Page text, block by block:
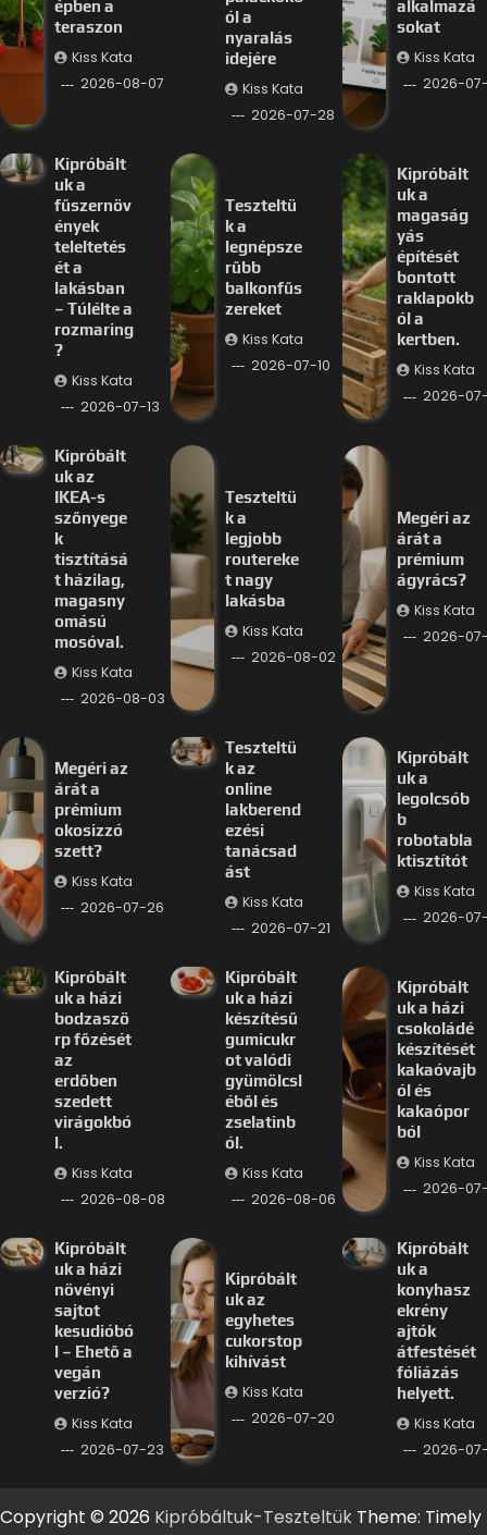
épben a
teraszon
Kiss Kata
2026-08-07
ól a
nyaralás
idejére
Kiss Kata
2026-07-28
alkalmazá
sokat
Kiss Kata
2026-
Kipróbált
uk a
fűszernöv
ények
teleltetés
ét a
lakásban
– Túlélte a
rozmaring
?
Kiss Kata
2026-07-13
Teszteltü
k a
legnépsze
rűbb
balkonfűs
zereket
Kiss Kata
2026-07-10
Kipróbált
uk a
magaság
yás
építését
bontott
raklapokb
ól a
kertben.
Kiss Kata
2026-
Kipróbált
uk az
IKEA-s
szőnyege
k
tisztításá
t házilag,
magasny
omású
mosóval.
Kiss Kata
2026-08-03
Teszteltü
k a
legjobb
routereke
t nagy
lakásba
Kiss Kata
2026-08-02
Megéri az
árát a
prémium
ágyrács?
Kiss Kata
2026-
Megéri az
árát a
prémium
okosizzó
szett?
Kiss Kata
2026-07-26
Teszteltü
k az
online
lakberend
ezési
tanácsad
ást
Kiss Kata
2026-07-21
Kipróbált
uk a
legolcsób
b
robotabla
ktisztítót
Kiss Kata
2026-
Kipróbált
uk a házi
bodzaszö
rp főzését
az
erdőben
szedett
virágokbó
l.
Kiss Kata
2026-08-08
Kipróbált
uk a házi
készítésű
gumicukr
ot valódi
gyümölcsl
éből és
zselatinb
ól.
Kiss Kata
2026-08-06
Kipróbált
uk a házi
csokoládé
készítését
kakaóvajb
ól és
kakaópor
ból
Kiss Kata
2026-
Kipróbált
uk a házi
növényi
sajtot
kesudióbó
l – Ehető a
vegán
verzió?
Kiss Kata
2026-07-23
Kipróbált
uk az
egyhetes
cukorstop
kihívást
Kiss Kata
2026-07-20
Kipróbált
uk a
konyhasz
ekrény
ajtók
átfestését
fóliázás
helyett.
Kiss Kata
2026-
Copyright © 2026 Kipróbáltuk-Teszteltük Theme: Timely